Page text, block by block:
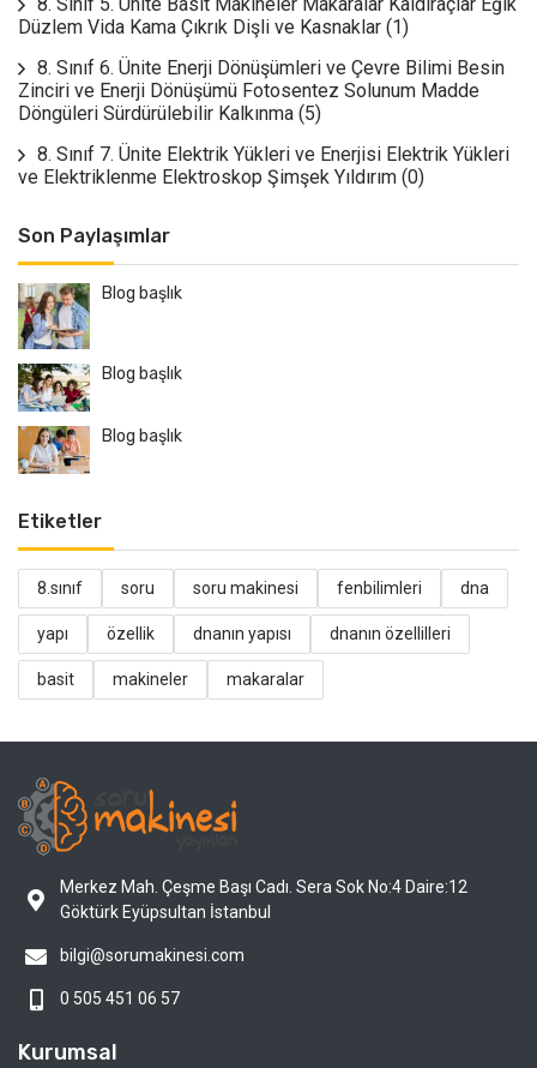
Düzlem Vida Kama Çıkrık Dişli ve Kasnaklar (1)
8. Sınıf 6. Ünite Enerji Dönüşümleri ve Çevre Bilimi Besin
Zinciri ve Enerji Dönüşümü Fotosentez Solunum Madde
Döngüleri Sürdürülebilir Kalkınma (5)
8. Sınıf 7. Ünite Elektrik Yükleri ve Enerjisi Elektrik Yükleri
ve Elektriklenme Elektroskop Şimşek Yıldırım (0)
Son Paylaşımlar
Blog başlık
Blog başlık
Blog başlık
Etiketler
8.sınıf soru soru makinesi fenbilimleri dna
yapı özellik dnanın yapısı dnanın özellilleri
basit makineler makaralar
Merkez Mah. Çeşme Başı Cadı. Sera Sok No:4 Daire:12
Göktürk Eyüpsultan İstanbul
bilgi@sorumakinesi.com
0 505 451 06 57
Kurumsal